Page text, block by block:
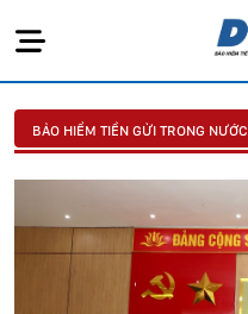
BẢO HIỂM TIỀN GỬI TRONG NƯỚC